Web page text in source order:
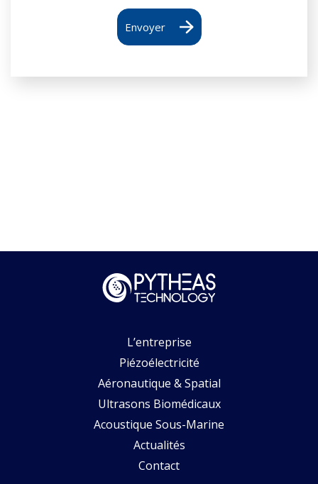
L’entreprise
Piézoélectricité
Aéronautique & Spatial
Ultrasons Biomédicaux
Acoustique Sous-Marine
Actualités
Contact